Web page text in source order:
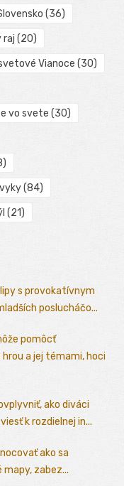
(36)
raj (20)
Vianoce (30)
vo svete (30)
(84)
(21)
s provokatívnym
poslucháčo...
pomôcť
a jej témami, hoci
ako diváci
k rozdielnej in...
ako sa
zabez...